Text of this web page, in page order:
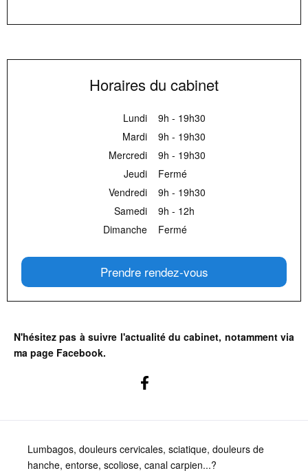
Horaires du cabinet
Lundi
9h - 19h30
Mardi
9h - 19h30
Mercredi
9h - 19h30
Jeudi
Fermé
Vendredi
9h - 19h30
Samedi
9h - 12h
Dimanche
Fermé
Prendre rendez-vous
N'hésitez pas à suivre l'actualité du cabinet, notamment via
ma page Facebook.
Lumbagos, douleurs cervicales, sciatique, douleurs de
hanche, entorse, scoliose, canal carpien...?